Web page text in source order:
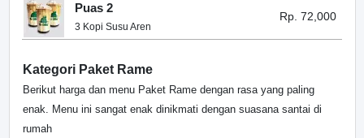
Puas 2
3 Kopi Susu Aren
Rp. 72,000
Kategori Paket Rame
Berikut harga dan menu Paket Rame dengan rasa yang paling
enak. Menu ini sangat enak dinikmati dengan suasana santai di
rumah